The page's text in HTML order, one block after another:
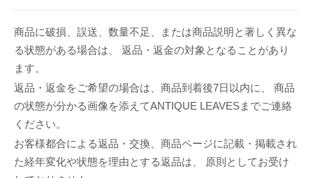
商品に破損、誤送、数量不足、または商品説明と著しく異な
る状態がある場合は、 返品・返金の対象となることがあり
ます。
返品・返金をご希望の場合は、商品到着後7日以内に、 商品
の状態が分かる画像を添えてANTIQUE LEAVESまでご連絡
ください。
お客様都合による返品・交換、商品ページに記載・掲載され
た経年変化や状態を理由とする返品は、 原則としてお受け